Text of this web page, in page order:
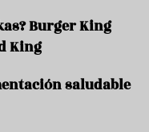
Burger King
King
saludable